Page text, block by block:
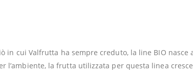
in cui Valfrutta ha sempre creduto, la line BIO
l’ambiente, la frutta utilizzata per questa linea